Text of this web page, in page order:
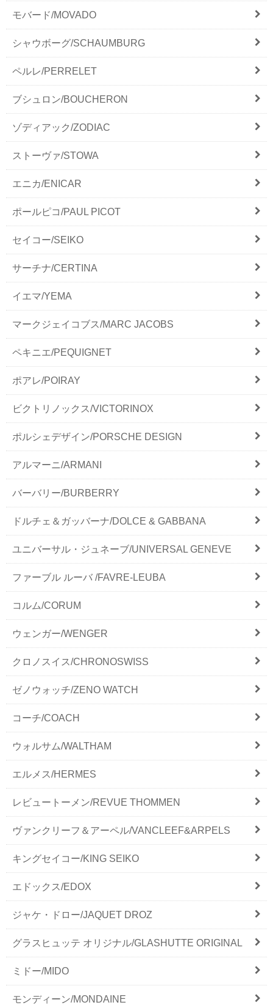
モバード/MOVADO
シャウボーグ/SCHAUMBURG
ペルレ/PERRELET
ブシュロン/BOUCHERON
ゾディアック/ZODIAC
ストーヴァ/STOWA
エニカ/ENICAR
ポールピコ/PAUL PICOT
セイコー/SEIKO
サーチナ/CERTINA
イエマ/YEMA
マークジェイコブス/MARC JACOBS
ペキニエ/PEQUIGNET
ポアレ/POIRAY
ビクトリノックス/VICTORINOX
ポルシェデザイン/PORSCHE DESIGN
アルマーニ/ARMANI
バーバリー/BURBERRY
ドルチェ＆ガッバーナ/DOLCE & GABBANA
ユニバーサル・ジュネーブ/UNIVERSAL GENEVE
ファーブル ルーバ /FAVRE-LEUBA
コルム/CORUM
ウェンガー/WENGER
クロノスイス/CHRONOSWISS
ゼノウォッチ/ZENO WATCH
コーチ/COACH
ウォルサム/WALTHAM
エルメス/HERMES
レビュートーメン/REVUE THOMMEN
ヴァンクリーフ＆アーペル/VANCLEEF&ARPELS
キングセイコー/KING SEIKO
エドックス/EDOX
ジャケ・ドロー/JAQUET DROZ
グラスヒュッテ オリジナル/GLASHUTTE ORIGINAL
ミドー/MIDO
モンディーン/MONDAINE